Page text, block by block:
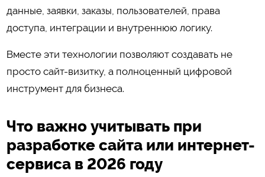
данные, заявки, заказы, пользователей, права
доступа, интеграции и внутреннюю логику.
Вместе эти технологии позволяют создавать не
просто сайт-визитку, а полноценный цифровой
инструмент для бизнеса.
Что важно учитывать при
разработке сайта или интернет-
сервиса в 2026 году